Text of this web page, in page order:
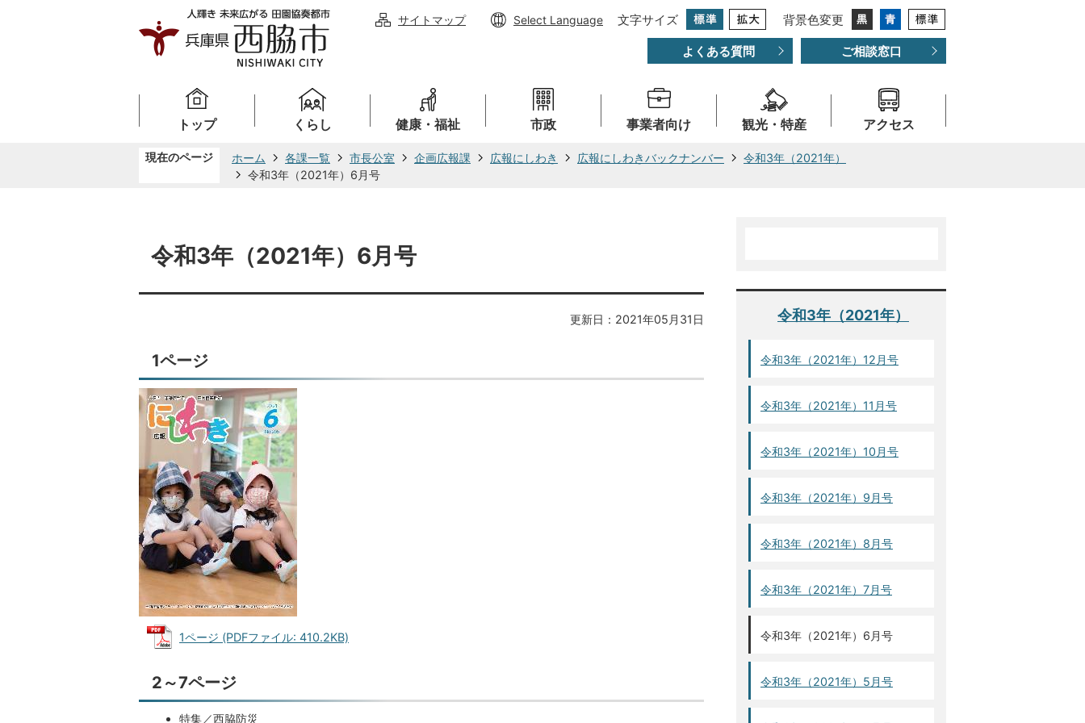
サイトマップ Select Language 文字サイズ 背景色変更
よくある質問 ご相談窓口
トップ くらし 健康・福祉 市政 事業者向け 観光・特産 アクセス
現在のページ ホーム 各課一覧 市長公室 企画広報課 広報にしわき 広報にしわきバックナンバー
令和3年（2021年）
令和3年（2021年）6月号
令和3年（2021年）6月号
更新日：2021年05月31日
1ページ
1ページ (PDFファイル: 410.2KB)
2～7ページ
特集／西脇防災
令和3年（2021年）
令和3年（2021年）12月号
令和3年（2021年）11月号
令和3年（2021年）10月号
令和3年（2021年）9月号
令和3年（2021年）8月号
令和3年（2021年）7月号
令和3年（2021年）6月号
令和3年（2021年）5月号